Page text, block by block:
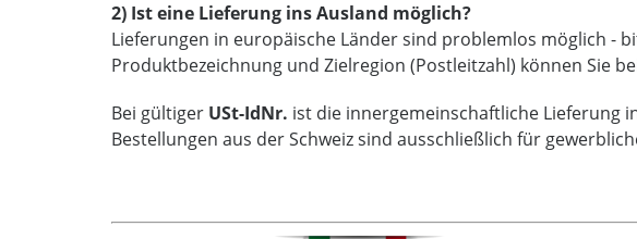
2) Ist eine Lieferung ins Ausland möglich?
Lieferungen in europäische Länder sind problemlos möglich -
Produktbezeichnung und Zielregion (Postleitzahl) können Sie
Bei gültiger USt-IdNr. ist die innergemeinschaftliche Lieferung
Bestellungen aus der Schweiz sind ausschließlich für